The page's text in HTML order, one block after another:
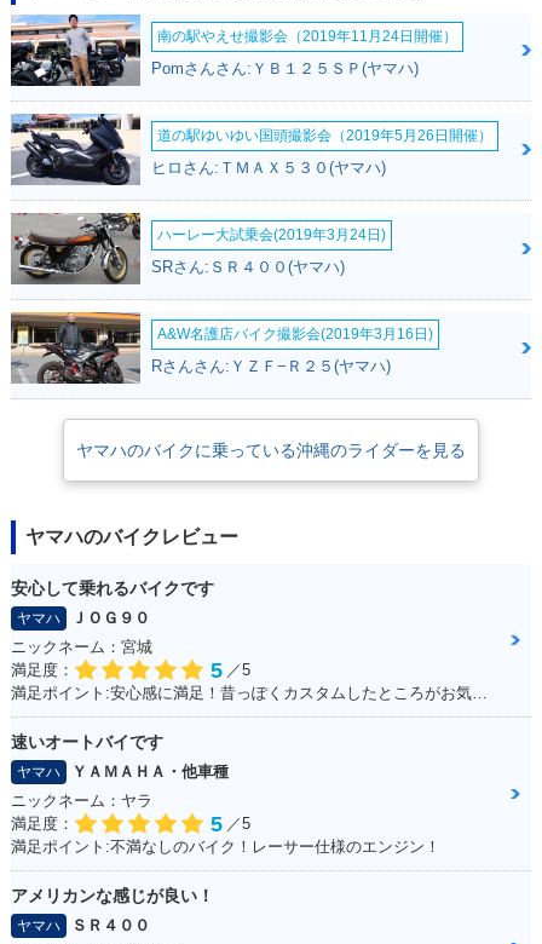
XMAX 250
南の駅やえせ撮影会（2019年11月24日開催）
Pomさんさん:ＹＢ１２５ＳＰ(ヤマハ)
道の駅ゆいゆい国頭撮影会（2019年5月26日開催）
ヒロさん:ＴＭＡＸ５３０(ヤマハ)
ハーレー大試乗会(2019年3月24日)
SRさん:ＳＲ４００(ヤマハ)
A&W名護店バイク撮影会(2019年3月16日)
Rさんさん:ＹＺＦ−Ｒ２５(ヤマハ)
ヤマハのバイクに乗っている沖縄のライダーを見る
ヤマハのバイクレビュー
安心して乗れるバイクです
ヤマハ
ＪＯＧ９０
ニックネーム：宮城
満足度：
5 ／5
満足ポイント:安心感に満足！昔っぽくカスタムしたところがお気に入り！ ※今回のイベントでの撮影は、積載車等で移動をしており、 公道の走行はしておりません。
速いオートバイです
ヤマハ
ＹＡＭＡＨＡ・他車種
ニックネーム：ヤラ
満足度：
5 ／5
満足ポイント:不満なしのバイク！レーサー仕様のエンジン！
アメリカンな感じが良い！
ヤマハ
ＳＲ４００